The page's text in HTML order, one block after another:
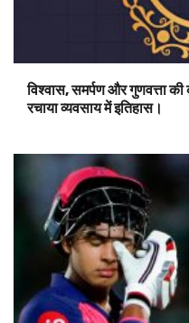
विश्वास, समर्पण और गुणवत्ता
रचाया व्यवसाय में इतिहास।